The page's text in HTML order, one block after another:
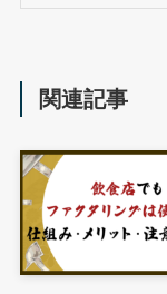
関連記事